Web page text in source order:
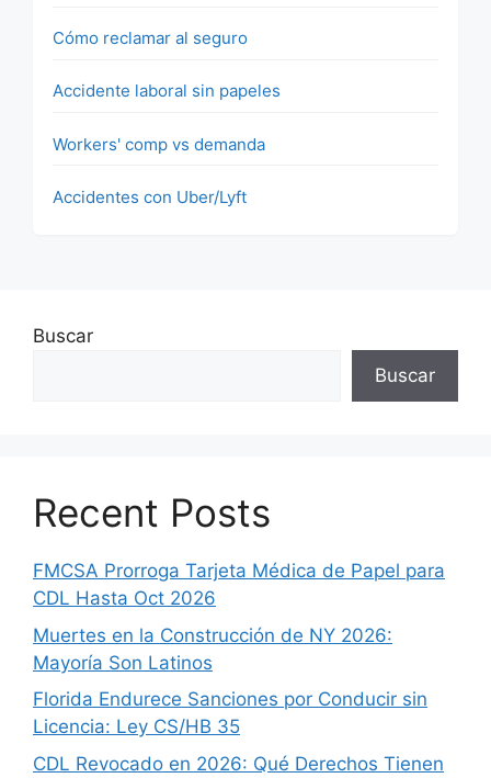
Cómo reclamar al seguro
Accidente laboral sin papeles
Workers' comp vs demanda
Accidentes con Uber/Lyft
Buscar
Buscar
Recent Posts
FMCSA Prorroga Tarjeta Médica de Papel para
CDL Hasta Oct 2026
Muertes en la Construcción de NY 2026:
Mayoría Son Latinos
Florida Endurece Sanciones por Conducir sin
Licencia: Ley CS/HB 35
CDL Revocado en 2026: Qué Derechos Tienen